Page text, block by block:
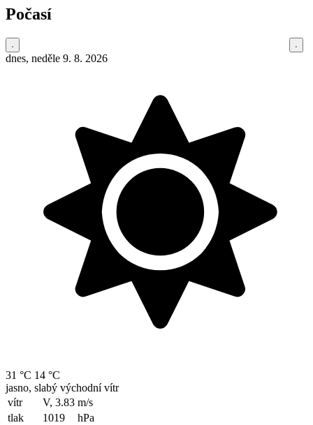
Počasí
dnes, neděle 9. 8. 2026
31 °C 14 °C
jasno, slabý východní vítr
vítr
V, 3.83 m/s
tlak
1019
hPa